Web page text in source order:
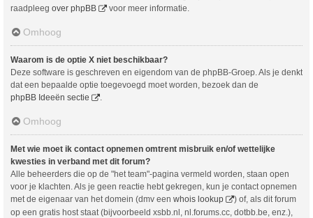
raadpleeg over phpBB voor meer informatie.
Omhoog
Waarom is de optie X niet beschikbaar?
Deze software is geschreven en eigendom van de phpBB-Groep. Als je denkt
dat een bepaalde optie toegevoegd moet worden, bezoek dan de
phpBB Ideeën sectie
.
Omhoog
Met wie moet ik contact opnemen omtrent misbruik en/of wettelijke
kwesties in verband met dit forum?
Alle beheerders die op de "het team"-pagina vermeld worden, staan open
voor je klachten. Als je geen reactie hebt gekregen, kun je contact opnemen
met de eigenaar van het domein (dmv een whois lookup
) of, als dit forum
op een gratis host staat (bijvoorbeeld xsbb.nl, nl.forums.cc, dotbb.be, enz.),